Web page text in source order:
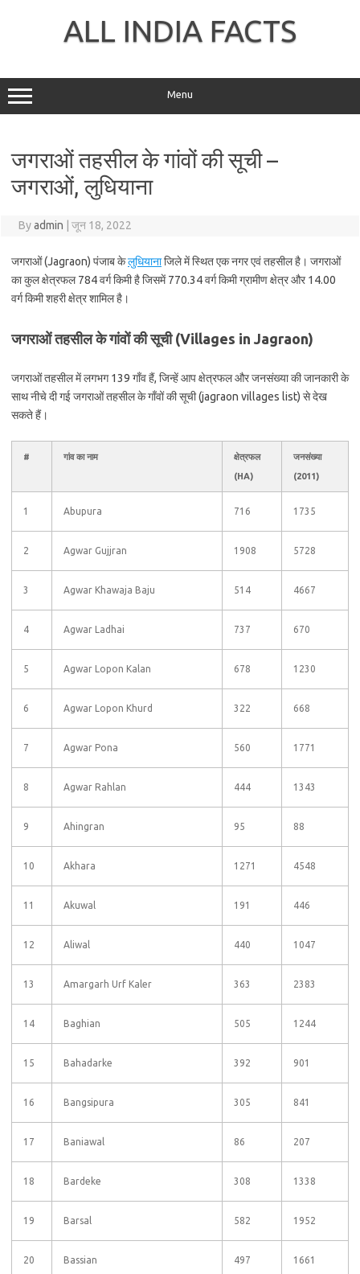
ALL INDIA FACTS
Menu
जगराओं तहसील के गांवों की सूची –
जगराओं, लुधियाना
Byadmin जून 18, 2022
जगराओं (Jagraon) पंजाब केलुधियानाजिले में स्थित एक नगर एवं तहसील है। जगराओं
का कुल क्षेत्रफल 784 वर्ग किमी है जिसमें 770.34 वर्ग किमी ग्रामीण क्षेत्र और 14.00
वर्ग किमी शहरी क्षेत्र शामिल है।
जगराओं तहसील के गांवों की सूची (Villages in Jagraon)
जगराओं तहसील में लगभग 139 गाँव हैं, जिन्हें आप क्षेत्रफल और जनसंख्या की जानकारी के
साथ नीचे दी गई जगराओं तहसील के गाँवों की सूची (jagraon villages list) से देख
सकते हैं।
# गांव का नाम
क्षेत्रफल
(HA)
जनसंख्या
(2011)
1 Abupura 716 1735
2 Agwar Gujjran 1908 5728
3 Agwar Khawaja Baju 514 4667
4 Agwar Ladhai 737 670
5 Agwar Lopon Kalan 678 1230
6 Agwar Lopon Khurd 322 668
7 Agwar Pona 560 1771
8 Agwar Rahlan 444 1343
9 Ahingran 95 88
10 Akhara 1271 4548
11 Akuwal 191 446
12 Aliwal 440 1047
13 Amargarh Urf Kaler 363 2383
14 Baghian 505 1244
15 Bahadarke 392 901
16 Bangsipura 305 841
17 Baniawal 86 207
18 Bardeke 308 1338
19 Barsal 582 1952
20 Bassian 497 1661